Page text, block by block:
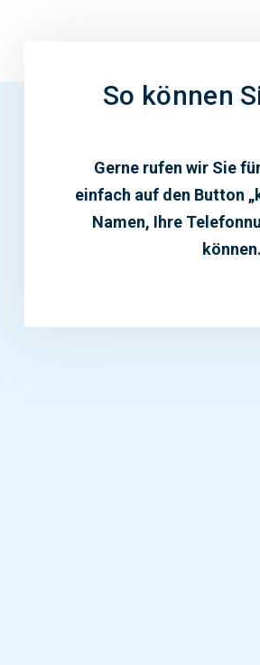
So können
Gerne rufen wir Sie
einfach auf den Button
Namen, Ihre
können.